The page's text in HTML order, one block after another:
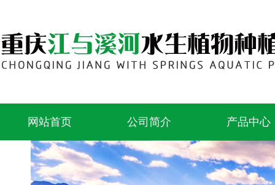
网站首页 公司简介 产品中心